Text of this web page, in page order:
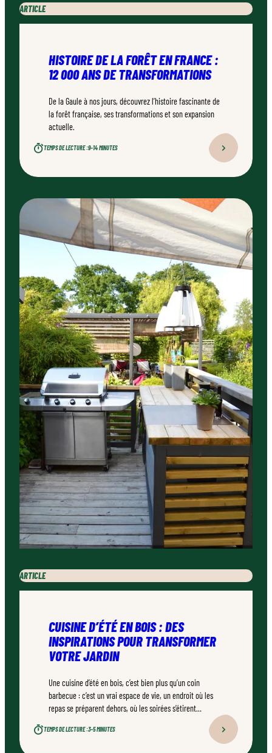
ARTICLE
HISTOIRE DE LA FORÊT EN FRANCE :
12 000 ANS DE TRANSFORMATIONS
De la Gaule à nos jours, découvrez l’histoire fascinante de
la forêt française, ses transformations et son expansion
actuelle.
TEMPS DE LECTURE :9–14 MINUTES
ARTICLE
CUISINE D’ÉTÉ EN BOIS : DES
INSPIRATIONS POUR TRANSFORMER
VOTRE JARDIN
Une cuisine d’été en bois, c’est bien plus qu’un coin
barbecue : c’est un vrai espace de vie, un endroit où les
repas se préparent dehors, où les soirées s’étirent
professionnel qualifié, ce type d’aménagement peut
TEMPS DE LECTURE :3–5 MINUTES